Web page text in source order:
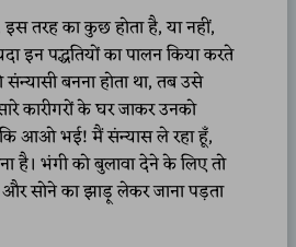
तरह का कुछ होता है, या नहीं,
इन पद्धतियों का पालन किया करते
बनना होता था, तब उसे
कारीगरों के घर जाकर उनको
कि आओ भई! मैं संन्यास ले रहा हूँ,
है। भंगी को बुलावा देने के लिए तो
सोने का झाड़ू लेकर जाना पड़ता